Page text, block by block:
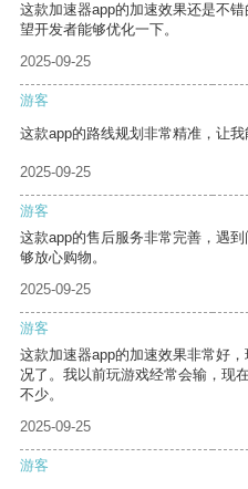
这款加速器app的加速效果还是不
望开发者能够优化一下。
2025-09-25
游客
这款app的路线规划非常精准，让我
2025-09-25
游客
这款app的售后服务非常完善，遇
够放心购物。
2025-09-25
游客
这款加速器app的加速效果非常好
况了。我以前玩游戏经常会输，现
不少。
2025-09-25
游客